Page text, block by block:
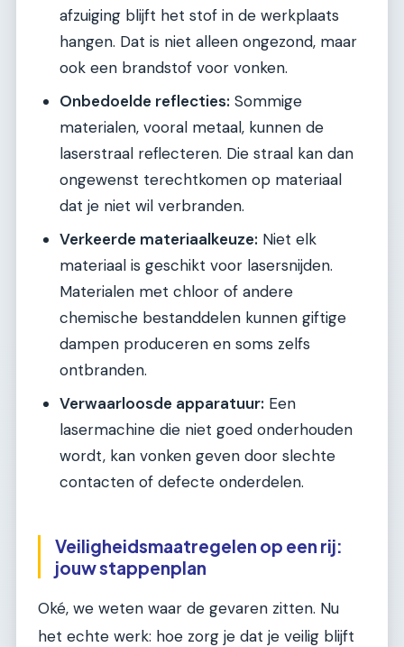
afzuiging blijft het stof in de werkplaats
hangen. Dat is niet alleen ongezond, maar
ook een brandstof voor vonken.
Onbedoelde reflecties: Sommige
materialen, vooral metaal, kunnen de
laserstraal reflecteren. Die straal kan dan
ongewenst terechtkomen op materiaal
dat je niet wil verbranden.
Verkeerde materiaalkeuze: Niet elk
materiaal is geschikt voor lasersnijden.
Materialen met chloor of andere
chemische bestanddelen kunnen giftige
dampen produceren en soms zelfs
ontbranden.
Verwaarloosde apparatuur: Een
lasermachine die niet goed onderhouden
wordt, kan vonken geven door slechte
contacten of defecte onderdelen.
Veiligheidsmaatregelen op een rij:
jouw stappenplan
Oké, we weten waar de gevaren zitten. Nu
het echte werk: hoe zorg je dat je veilig blijft